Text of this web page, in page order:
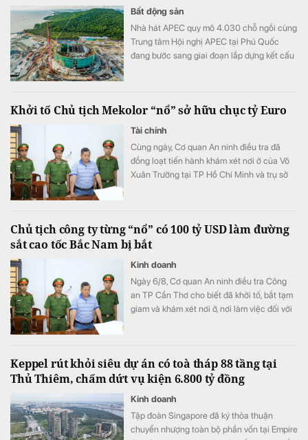
Bất động sản
Nhà hát APEC quy mô 4.030 chỗ ngồi cùng
Trung tâm Hội nghị APEC tại Phú Quốc
đang bước sang giai đoạn lắp dựng kết cấu
Khởi tố Chủ tịch Mekolor “nổ” sở hữu chục tỷ Euro
Tài chính
Cùng ngày, Cơ quan An ninh điều tra đã
đồng loạt tiến hành khám xét nơi ở của Võ
Xuân Trường tại TP Hồ Chí Minh và trụ sở
Chủ tịch công ty từng “nổ” có 100 tỷ USD làm đường
sắt cao tốc Bắc Nam bị bắt
Kinh doanh
Ngày 6/8, Cơ quan An ninh điều tra Công
an TP Cần Thơ cho biết đã khởi tố, bắt tạm
giam và khám xét nơi ở, nơi làm việc đối với
Keppel rút khỏi siêu dự án có toà tháp 88 tầng tại
Thủ Thiêm, chấm dứt vụ kiện 6.800 tỷ đồng
Kinh doanh
Tập đoàn Singapore đã ký thỏa thuận
chuyển nhượng toàn bộ phần vốn tại Empire